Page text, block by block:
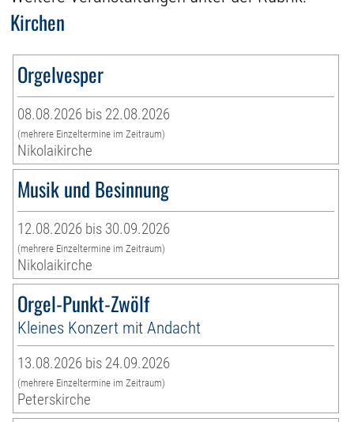
Kirchen
Orgelvesper
08.08.2026 bis 22.08.2026
(mehrere Einzeltermine im Zeitraum)
Nikolaikirche
Musik und Besinnung
12.08.2026 bis 30.09.2026
(mehrere Einzeltermine im Zeitraum)
Nikolaikirche
Orgel-Punkt-Zwölf
Kleines Konzert mit Andacht
13.08.2026 bis 24.09.2026
(mehrere Einzeltermine im Zeitraum)
Peterskirche